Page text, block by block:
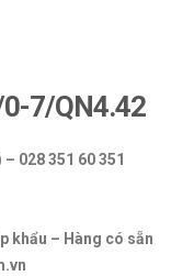
7/QN4.42
028 351 60 351
khẩu – Hàng có sẵn